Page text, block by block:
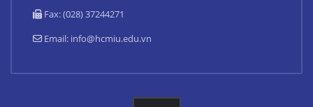
Fax: (028) 37244271
Email: info@hcmiu.edu.vn